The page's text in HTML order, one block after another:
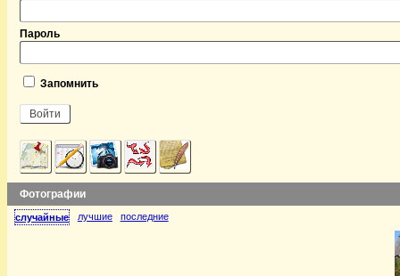
Пароль
Запомнить
Фотографии
случайные лучшие последние